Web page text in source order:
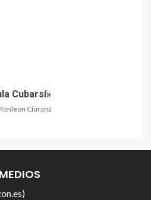
Cubarsí»
Ciurana